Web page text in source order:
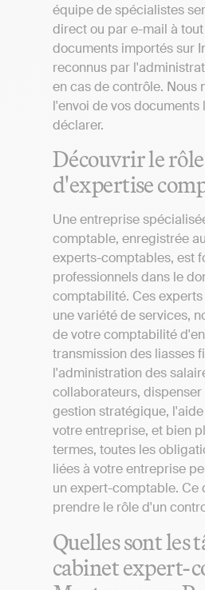
équipe de spécialistes
direct ou par e-mail à
documents importés sur
reconnus par
en cas de contrôle. Nous
l'envoi de vos
déclarer.
Découvrir le
d'expertise
Une entreprise
comptable, enregistrée
experts-comptables, est
professionnels dans le
comptabilité. Ces
une variété de services,
de votre comptabilité
transmission des liasses
l'administration des
collaborateurs, dispenser
gestion stratégique,
votre entreprise, et bien
termes, toutes les
liées à votre entreprise
un expert-comptable. Ce
prendre le rôle d'un
Quelles sont les
cabinet expert-